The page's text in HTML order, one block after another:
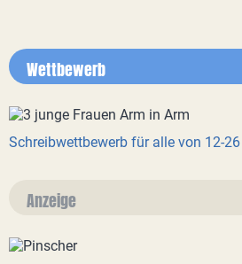
Wettbewerb
Schreibwettbewerb für alle von 12-26
Anzeige